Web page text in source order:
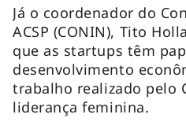
Já o coordenador do
ACSP (CONIN), Tito
que as startups têm
desenvolvimento
trabalho realizado pelo
liderança feminina.